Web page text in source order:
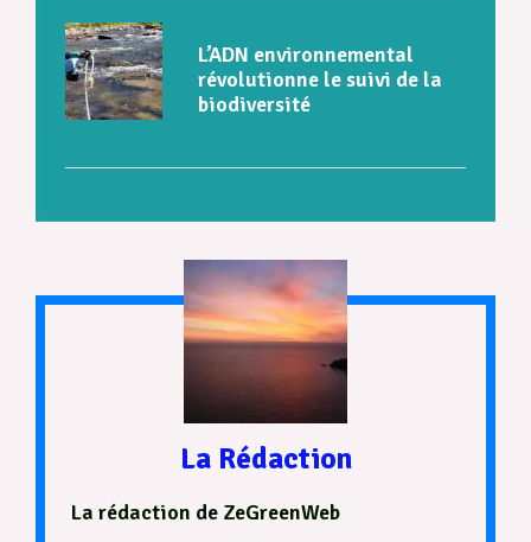
L’ADN environnemental
révolutionne le suivi de la
biodiversité
La Rédaction
La rédaction de ZeGreenWeb